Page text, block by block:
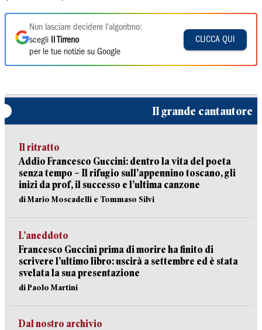
Non lasciare decidere l'algoritmo:
scegli
Il Tirreno
per le tue notizie su Google
CLICCA QUI
Il grande cantautore
Il ritratto
Addio Francesco Guccini: dentro la vita del poeta
senza tempo – Il rifugio sull’appennino toscano, gli
inizi da prof, il successo e l’ultima canzone
di Mario Moscadelli e Tommaso Silvi
L’aneddoto
Francesco Guccini prima di morire ha finito di
scrivere l’ultimo libro: uscirà a settembre ed è stata
svelata la sua presentazione
di Paolo Martini
Dal nostro archivio